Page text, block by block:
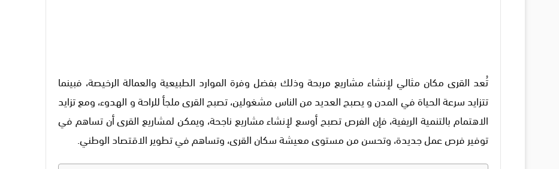
تُعد القرى مكان مثالي لإنشاء مشاريع مربحة وذلك بفضل وفرة الموارد الطبيعية والعمالة الرخيصة، فبينما
تتزايد سرعة الحياة في المدن و يصبح العديد من الناس مشغولين، تصبح القرى ملجأ للراحة و الهدوء، ومع تزايد
الاهتمام بالتنمية الريفية، فإن الفرص تصبح أوسع لإنشاء مشاريع ناجحة، ويمكن لمشاريع القرى أن تساهم في
توفير فرص عمل جديدة، وتحسن من مستوى معيشة سكان القرى، وتساهم في تطوير الاقتصاد الوطني.